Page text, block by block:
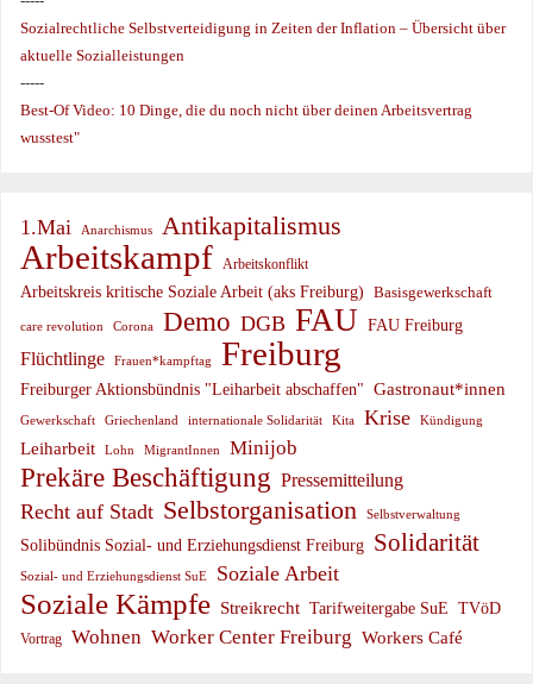
Sozialrechtliche Selbstverteidigung in Zeiten der Inflation – Übersicht über
aktuelle Sozialleistungen
-----
Best-Of Video: 10 Dinge, die du noch nicht über deinen Arbeitsvertrag
wusstest"
1.Mai Anarchismus Antikapitalismus
Arbeitskampf Arbeitskonflikt
Arbeitskreis kritische Soziale Arbeit (aks Freiburg) Basisgewerkschaft
care revolution Corona Demo DGB FAU FAU Freiburg
Flüchtlinge Frauen*kampftag Freiburg
Freiburger Aktionsbündnis "Leiharbeit abschaffen" Gastronaut*innen
Gewerkschaft Griechenland internationale Solidarität Kita Krise Kündigung
Leiharbeit Lohn MigrantInnen Minijob
Prekäre Beschäftigung Pressemitteilung
Recht auf Stadt Selbstorganisation Selbstverwaltung
Solibündnis Sozial- und Erziehungsdienst Freiburg Solidarität
Sozial- und Erziehungsdienst SuE Soziale Arbeit
Soziale Kämpfe Streikrecht Tarifweitergabe SuE TVöD
Vortrag Wohnen Worker Center Freiburg Workers Café